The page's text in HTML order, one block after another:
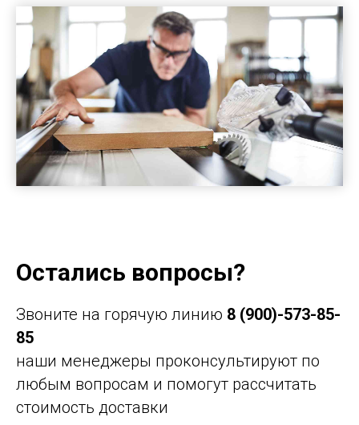
Остались вопросы?
Звоните на горячую линию 8 (900)-573-85-
85
наши менеджеры проконсультируют по
любым вопросам и помогут рассчитать
стоимость доставки